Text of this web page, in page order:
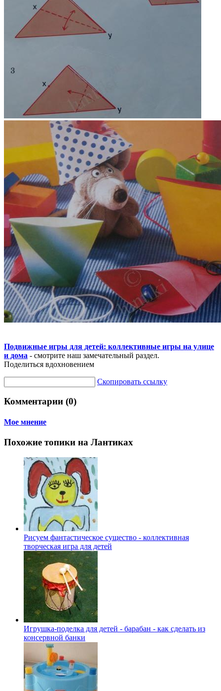
Подвижные игры для детей: коллективные игры на улице
и дома - смотрите наш замечательный раздел.
Поделиться вдохновением
Скопировать ссылку
Комментарии (0)
Мое мнение
Похожие топики на Лантиках
Рисуем фантастическое существо - коллективная
творческая игра для детей
Игрушка-поделка для детей - барабан - как сделать из
консервной банки